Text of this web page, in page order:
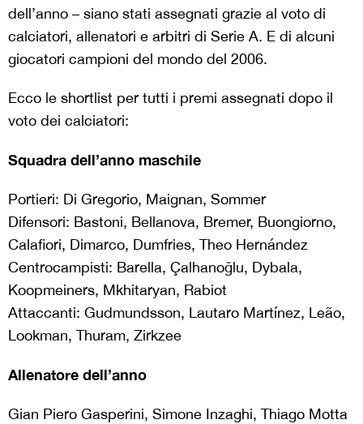
dell’anno – siano stati assegnati grazie al voto di
calciatori, allenatori e arbitri di Serie A. E di alcuni
giocatori campioni del mondo del 2006.
Ecco le shortlist per tutti i premi assegnati dopo il
voto dei calciatori:
Squadra dell’anno maschile
Portieri: Di Gregorio, Maignan, Sommer
Difensori: Bastoni, Bellanova, Bremer, Buongiorno,
Calafiori, Dimarco, Dumfries, Theo Hernández
Centrocampisti: Barella, Çalhanoğlu, Dybala,
Koopmeiners, Mkhitaryan, Rabiot
Attaccanti: Gudmundsson, Lautaro Martínez, Leão,
Lookman, Thuram, Zirkzee
Allenatore dell’anno
Gian Piero Gasperini, Simone Inzaghi, Thiago Motta